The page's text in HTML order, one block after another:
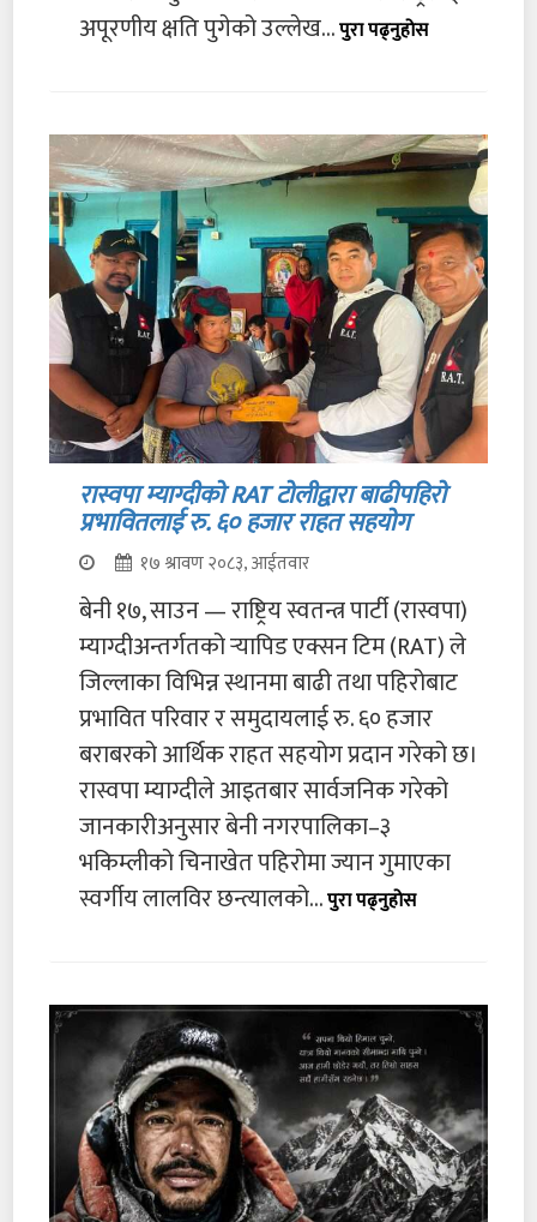
अपूरणीय क्षति पुगेको उल्लेख...पुरा पढ्नुहोस
रास्वपा म्याग्दीको RAT टोलीद्वारा बाढीपहिरो
प्रभावितलाई रु. ६० हजार राहत सहयोग
१७ श्रावण २०८३, आईतवार
बेनी १७, साउन — राष्ट्रिय स्वतन्त्र पार्टी (रास्वपा)
म्याग्दीअन्तर्गतको र्‍यापिड एक्सन टिम (RAT) ले
जिल्लाका विभिन्न स्थानमा बाढी तथा पहिरोबाट
प्रभावित परिवार र समुदायलाई रु. ६० हजार
बराबरको आर्थिक राहत सहयोग प्रदान गरेको छ।
रास्वपा म्याग्दीले आइतबार सार्वजनिक गरेको
जानकारीअनुसार बेनी नगरपालिका–३
भकिम्लीको चिनाखेत पहिरोमा ज्यान गुमाएका
स्वर्गीय लालविर छन्त्यालको...पुरा पढ्नुहोस